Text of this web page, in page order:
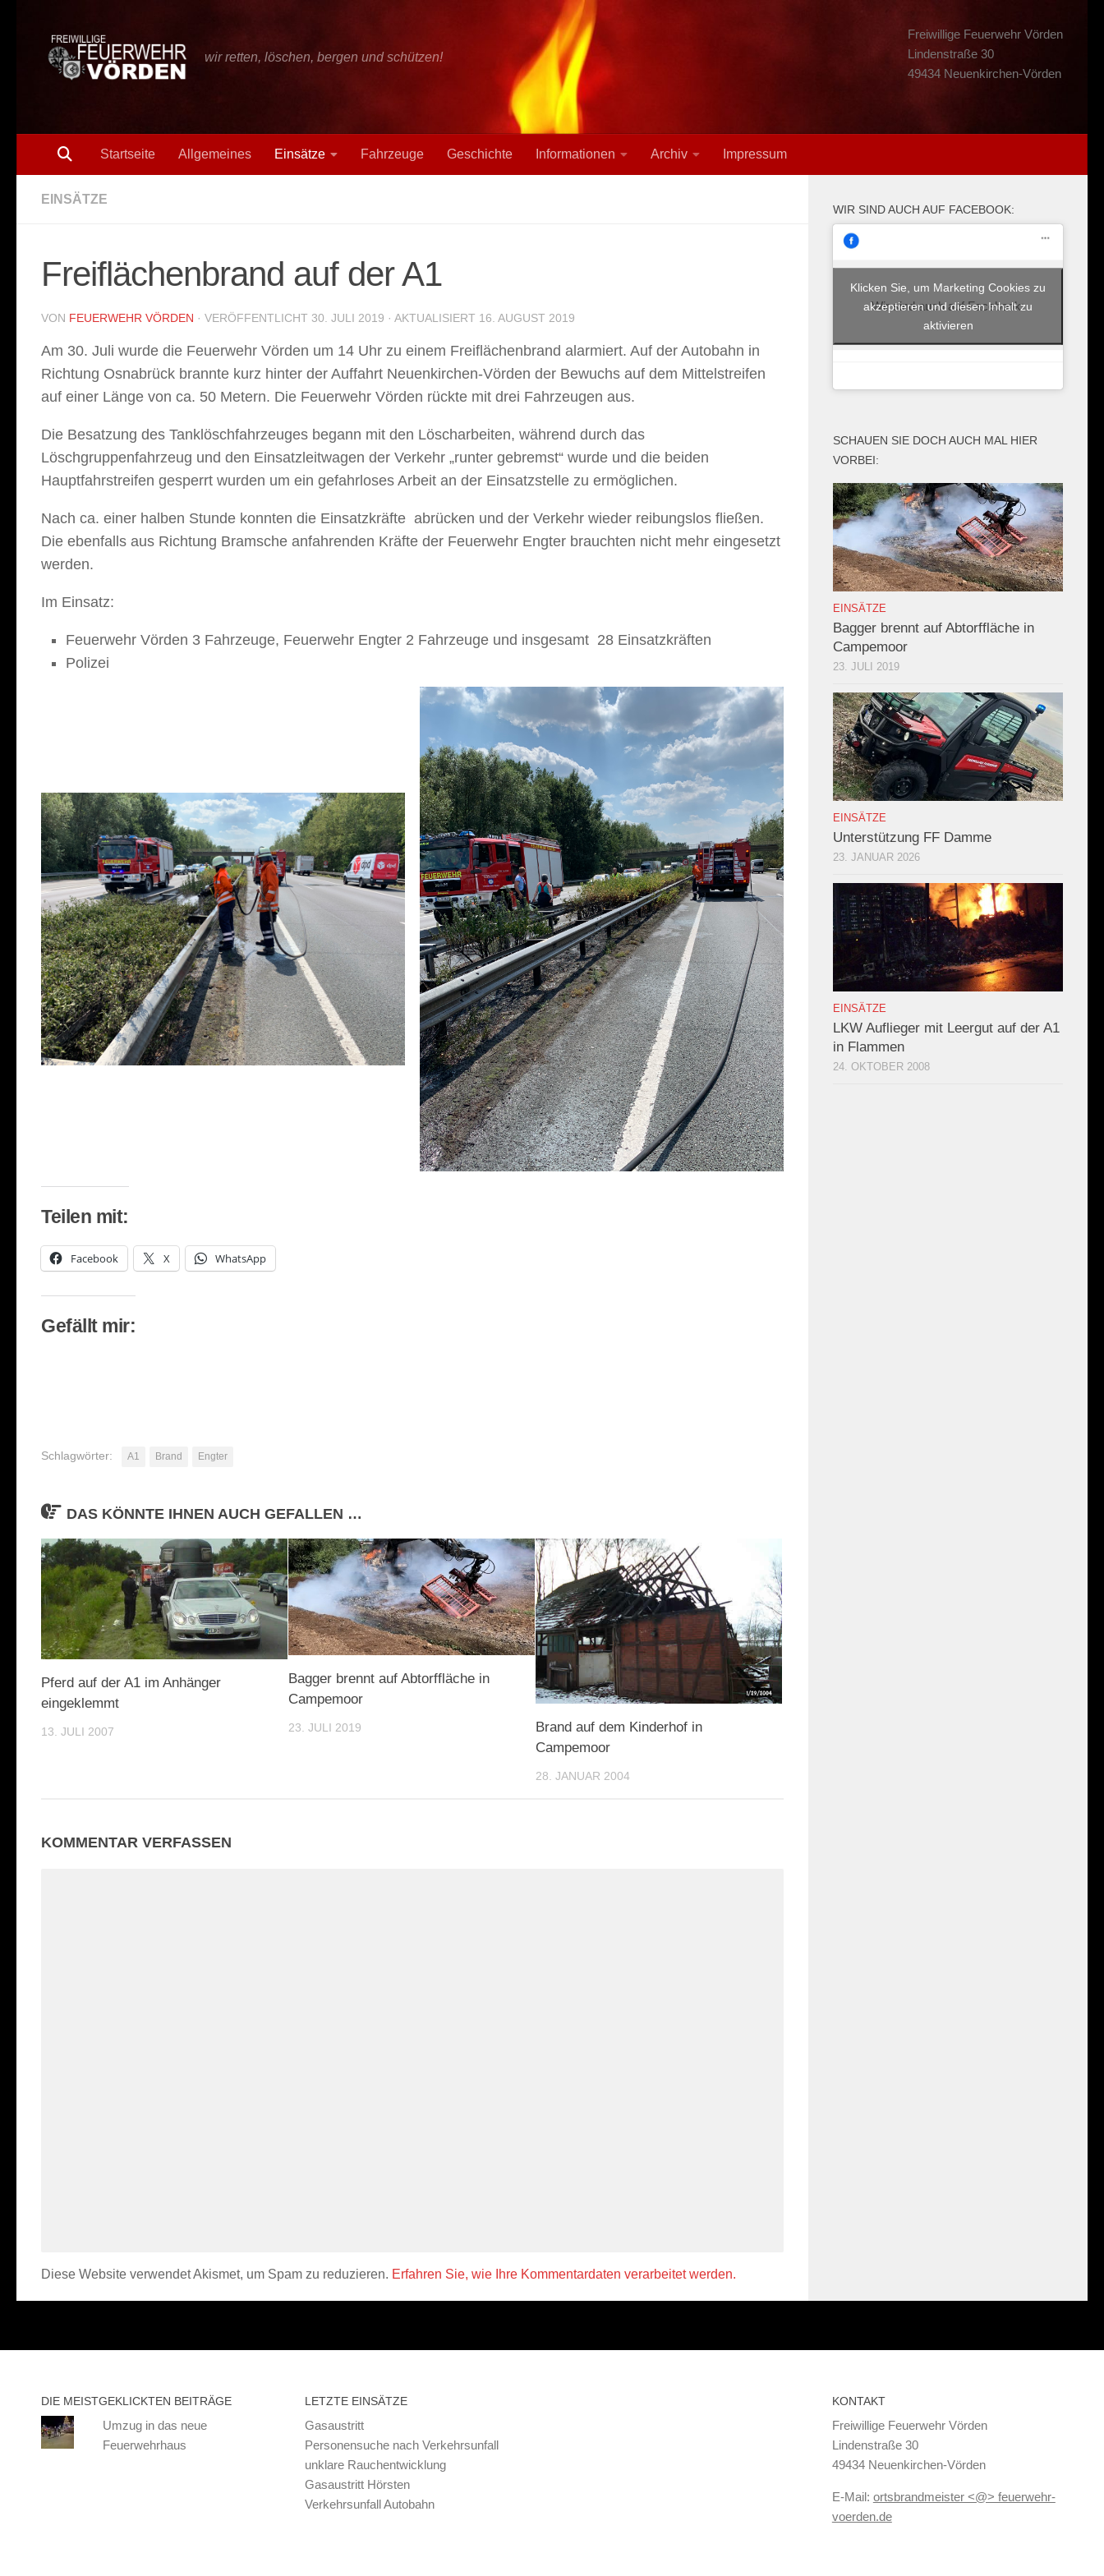
wir retten, löschen, bergen und schützen!
Freiwillige Feuerwehr Vörden
Lindenstraße 30
49434 Neuenkirchen-Vörden
Startseite Allgemeines Einsätze Fahrzeuge Geschichte Informationen Archiv Impressum
EINSÄTZE
Freiflächenbrand auf der A1
VON FEUERWEHR VÖRDEN · VERÖFFENTLICHT 30. JULI 2019 · AKTUALISIERT 16. AUGUST 2019
Am 30. Juli wurde die Feuerwehr Vörden um 14 Uhr zu einem Freiflächenbrand alarmiert. Auf der Autobahn in
Richtung Osnabrück brannte kurz hinter der Auffahrt Neuenkirchen-Vörden der Bewuchs auf dem Mittelstreifen
auf einer Länge von ca. 50 Metern. Die Feuerwehr Vörden rückte mit drei Fahrzeugen aus.
Die Besatzung des Tanklöschfahrzeuges begann mit den Löscharbeiten, während durch das
Löschgruppenfahrzeug und den Einsatzleitwagen der Verkehr „runter gebremst“ wurde und die beiden
Hauptfahrstreifen gesperrt wurden um ein gefahrloses Arbeit an der Einsatzstelle zu ermöglichen.
Nach ca. einer halben Stunde konnten die Einsatzkräfte abrücken und der Verkehr wieder reibungslos fließen.
Die ebenfalls aus Richtung Bramsche anfahrenden Kräfte der Feuerwehr Engter brauchten nicht mehr eingesetzt
werden.
Im Einsatz:
Feuerwehr Vörden 3 Fahrzeuge, Feuerwehr Engter 2 Fahrzeuge und insgesamt 28 Einsatzkräften
Polizei
Teilen mit:
Facebook X WhatsApp
Gefällt mir:
Schlagwörter: A1 Brand Engter
DAS KÖNNTE IHNEN AUCH GEFALLEN …
Pferd auf der A1 im Anhänger
eingeklemmt
13. JULI 2007
Bagger brennt auf Abtorffläche in
Campemoor
23. JULI 2019
Brand auf dem Kinderhof in
Campemoor
28. JANUAR 2004
KOMMENTAR VERFASSEN
Diese Website verwendet Akismet, um Spam zu reduzieren. Erfahren Sie, wie Ihre Kommentardaten verarbeitet werden.
WIR SIND AUCH AUF FACEBOOK:
Wir sind auch auf Facebook:
Klicken Sie, um Marketing Cookies zu
akzeptieren und diesen Inhalt zu
aktivieren
SCHAUEN SIE DOCH AUCH MAL HIER
VORBEI:
EINSÄTZE
Bagger brennt auf Abtorffläche in
Campemoor
23. JULI 2019
EINSÄTZE
Unterstützung FF Damme
23. JANUAR 2026
EINSÄTZE
LKW Auflieger mit Leergut auf der A1
in Flammen
24. OKTOBER 2008
DIE MEISTGEKLICKTEN BEITRÄGE
Umzug in das neue
Feuerwehrhaus
LETZTE EINSÄTZE
Gasaustritt
Personensuche nach Verkehrsunfall
unklare Rauchentwicklung
Gasaustritt Hörsten
Verkehrsunfall Autobahn
KONTAKT
Freiwillige Feuerwehr Vörden
Lindenstraße 30
49434 Neuenkirchen-Vörden
E-Mail: ortsbrandmeister <@> feuerwehr-
voerden.de